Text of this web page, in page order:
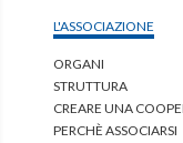
L'ASSOCIAZIONE
ORGANI
STRUTTURA
CREARE UNA
PERCHÈ ASSOCIARSI